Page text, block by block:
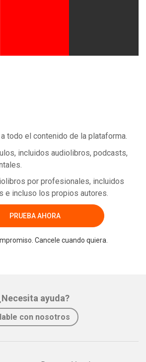
todo el contenido de la plataforma.
incluidos audiolibros, podcasts,
por profesionales, incluidos
e incluso los propios autores.
PRUEBA AHORA
Cancele cuando quiera.
ayuda?
con nosotros